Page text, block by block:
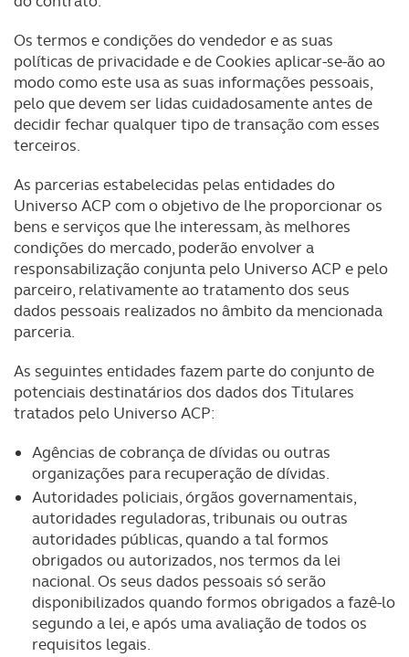
Os termos e condições do vendedor e as suas
políticas de privacidade e de Cookies aplicar-se-ão ao
modo como este usa as suas informações pessoais,
pelo que devem ser lidas cuidadosamente antes de
decidir fechar qualquer tipo de transação com esses
terceiros.
As parcerias estabelecidas pelas entidades do
Universo ACP com o objetivo de lhe proporcionar os
bens e serviços que lhe interessam, às melhores
condições do mercado, poderão envolver a
responsabilização conjunta pelo Universo ACP e pelo
parceiro, relativamente ao tratamento dos seus
dados pessoais realizados no âmbito da mencionada
parceria.
As seguintes entidades fazem parte do conjunto de
potenciais destinatários dos dados dos Titulares
tratados pelo Universo ACP:
Agências de cobrança de dívidas ou outras
organizações para recuperação de dívidas.
Autoridades policiais, órgãos governamentais,
autoridades reguladoras, tribunais ou outras
autoridades públicas, quando a tal formos
obrigados ou autorizados, nos termos da lei
nacional. Os seus dados pessoais só serão
disponibilizados quando formos obrigados a fazê-lo
segundo a lei, e após uma avaliação de todos os
requisitos legais.